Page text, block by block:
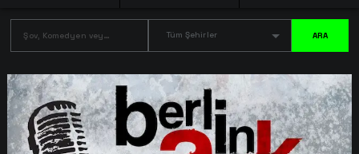
Tüm Şehirler ARA